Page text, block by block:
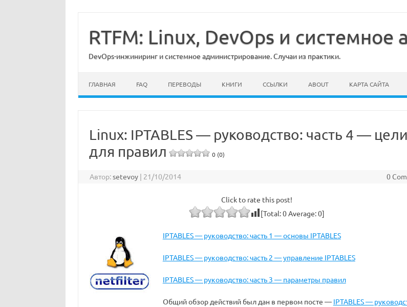
содержимому
RTFM: Linux, DevOps и
DevOps-инжиниринг и системное администрирование. Случаи из практики.
ГЛАВНАЯ FAQ ПЕРЕВОДЫ КНИГИ ССЫЛКИ ABOUT КАРТА САЙТА
Linux: IPTABLES — руководство: часть 4 — цели
для правил
0 (0)
Автор:setevoy | 21/10/2014 0
Click to rate this post!
[Total:0Average:0]
IPTABLES — руководство: часть 1 — основы IPTABLES
IPTABLES — руководство: часть 2 — управление IPTABLES
IPTABLES — руководство: часть 3 — параметры правил
Общий обзор действий был дан в первом посте — IPTABLES —